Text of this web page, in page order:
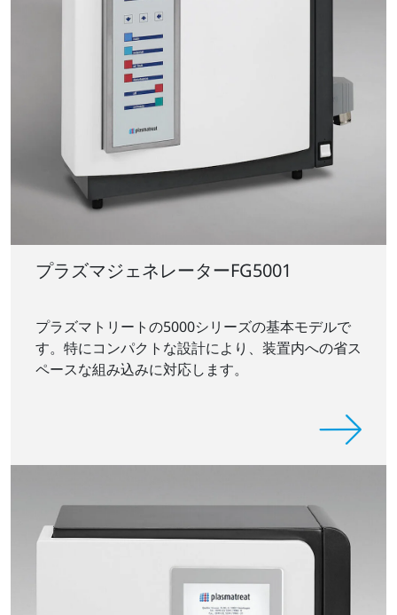
プラズマジェネレーターFG5001
プラズマトリートの5000シリーズの基本モデルで
す。特にコンパクトな設計により、装置内への省ス
ペースな組み込みに対応します。